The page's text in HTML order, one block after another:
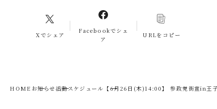
Xでシェア
Facebookでシェ
ア
URLをコピー
HOME お知らせ活動スケジュール 【6月26日(木)14:00】 参政党街宣in王